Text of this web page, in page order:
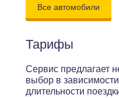
Все автомобили
Тарифы
Сервис предлагает
выбор в
длительности